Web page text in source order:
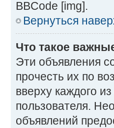
BBCode [img].
Вернуться
Что такое
Эти объявления
прочесть их по
вверху каждого
пользователя.
объявлений